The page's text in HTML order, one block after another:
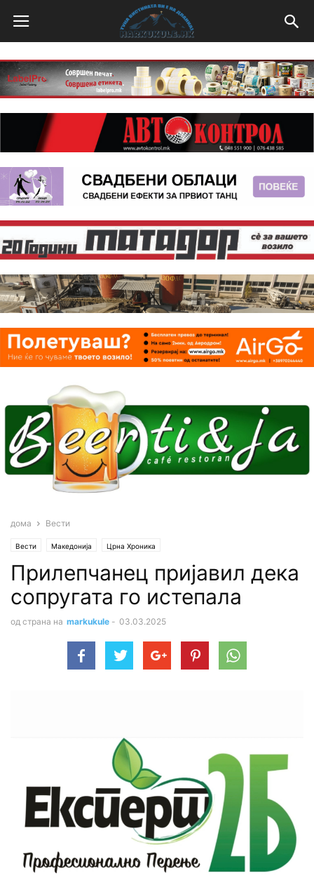
дома Вести
Вести Македонија Црна Хроника
Прилепчанец пријавил дека
сопругата го истепала
од страна на markukule - 03.03.2025